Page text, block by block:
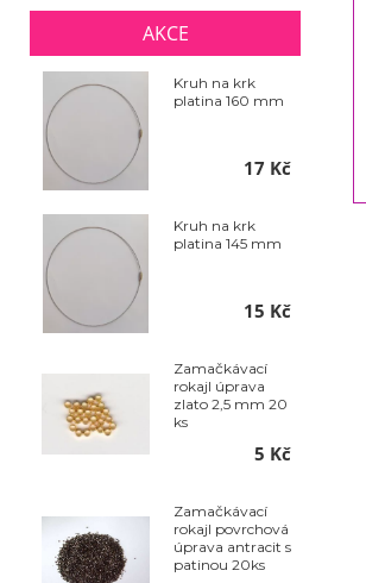
AKCE
Kruh na krk
platina 160 mm
17 Kč
Kruh na krk
platina 145 mm
15 Kč
Zamačkávací
rokajl úprava
zlato 2,5 mm 20
ks
5 Kč
Zamačkávací
rokajl povrchová
úprava antracit s
patinou 20ks